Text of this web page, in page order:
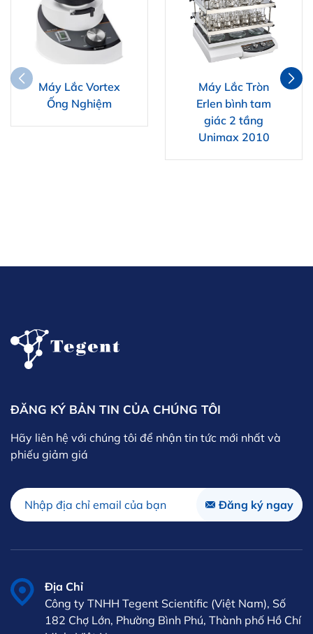
Máy Lắc Vortex
Ống Nghiệm
Máy Lắc Tròn
Erlen bình tam
giác 2 tầng
Unimax 2010
ĐĂNG KÝ BẢN TIN CỦA CHÚNG TÔI
Hãy liên hệ với chúng tôi để nhận tin tức mới nhất và
phiếu giảm giá
Địa Chỉ
Công ty TNHH Tegent Scientific (Việt Nam), Số
182 Chợ Lớn, Phường Bình Phú, Thành phố Hồ Chí